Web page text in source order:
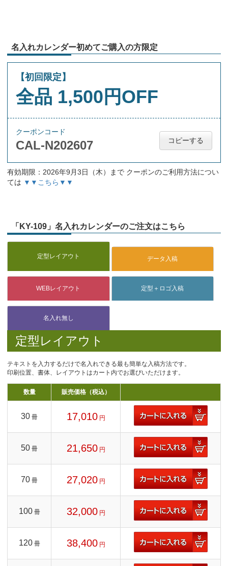
名入れカレンダー初めてご購入の方限定
【初回限定】
全品 1,500円OFF
クーポンコード
CAL-N202607 コピーする
有効期限：2026年9月3日（木）まで クーポンのご利用方法につい
ては ▼▼こちら▼▼
「KY-109」名入れカレンダーのご注文はこちら
定型レイアウト
テキストを入力するだけで名入れできる最も簡単な入稿方法です。
印刷位置、書体、レイアウトはカート内でお選びいただけます。
数量 販売価格（税込）
30 冊 17,010 円
50 冊 21,650 円
70 冊 27,020 円
100 冊 32,000 円
120 冊 38,400 円